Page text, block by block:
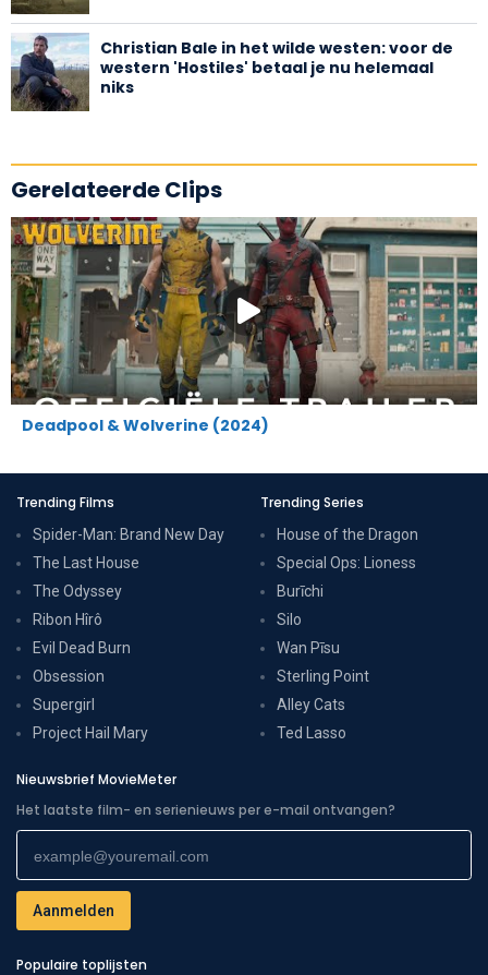
Christian Bale in het wilde westen: voor de
western 'Hostiles' betaal je nu helemaal
niks
Gerelateerde Clips
Deadpool & Wolverine (2024)
Trending Films
Spider-Man: Brand New Day
The Last House
The Odyssey
Ribon Hîrô
Evil Dead Burn
Obsession
Supergirl
Project Hail Mary
Trending Series
House of the Dragon
Special Ops: Lioness
Burīchi
Silo
Wan Pīsu
Sterling Point
Alley Cats
Ted Lasso
Nieuwsbrief MovieMeter
Het laatste film- en serienieuws per e-mail ontvangen?
Populaire toplijsten